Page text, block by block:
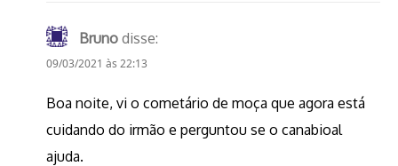
Bruno disse:
09/03/2021 às 22:13
Boa noite, vi o cometário de moça que agora está
cuidando do irmão e perguntou se o canabioal
ajuda.